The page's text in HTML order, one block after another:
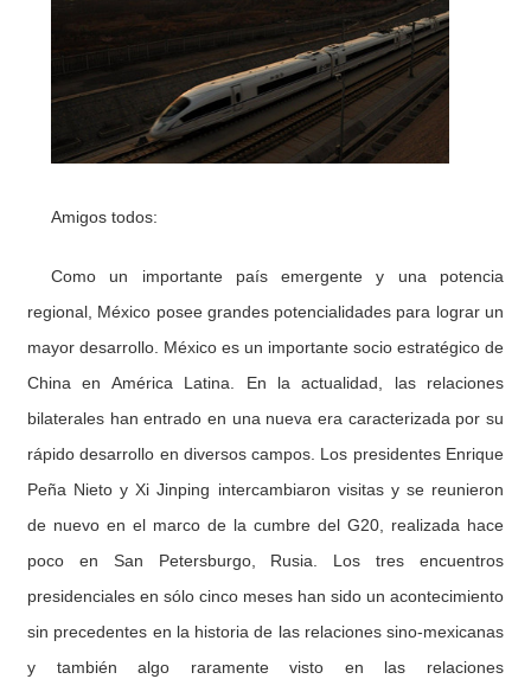
Amigos todos:
Como un importante país emergente y una potencia
regional, México posee grandes potencialidades para lograr un
mayor desarrollo. México es un importante socio estratégico de
China en América Latina. En la actualidad, las relaciones
bilaterales han entrado en una nueva era caracterizada por su
rápido desarrollo en diversos campos. Los presidentes Enrique
Peña Nieto y Xi Jinping intercambiaron visitas y se reunieron
de nuevo en el marco de la cumbre del G20, realizada hace
poco en San Petersburgo, Rusia. Los tres encuentros
presidenciales en sólo cinco meses han sido un acontecimiento
sin precedentes en la historia de las relaciones sino-mexicanas
y también algo raramente visto en las relaciones